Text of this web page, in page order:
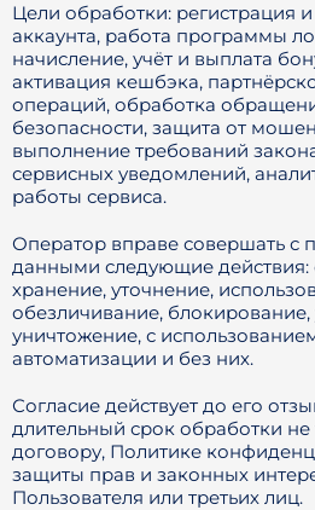
Цели обработки: регистрация
аккаунта, работа программы
начисление, учёт и выплата
активация кешбэка,
операций, обработка
безопасности, защита от
выполнение требований
сервисных уведомлений,
работы сервиса.
Оператор вправе совершать с
данными следующие действия:
хранение, уточнение,
обезличивание, блокирование,
уничтожение, с
автоматизации и без них.
Согласие действует до его
длительный срок обработки не
договору, Политике
защиты прав и законных
Пользователя или третьих лиц.